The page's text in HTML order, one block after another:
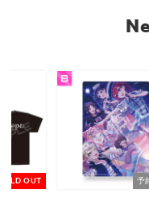
OUT 予